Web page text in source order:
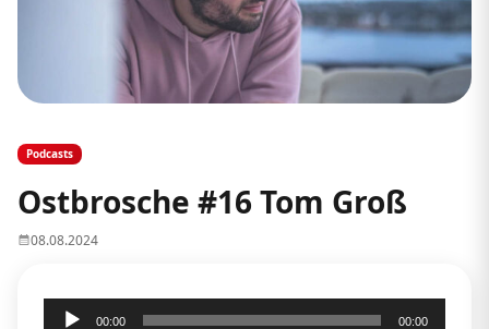
Podcasts
Ostbrosche #16 Tom Groß
08.08.2024
Audio-
00:00 00:00